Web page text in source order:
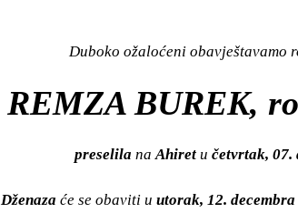
Duboko ožaloćeni obavještavamo
REMZA BUREK,
preselila naAhiret u četvrtak, 07.
Dženaza će se obaviti u utorak, 12. decembra